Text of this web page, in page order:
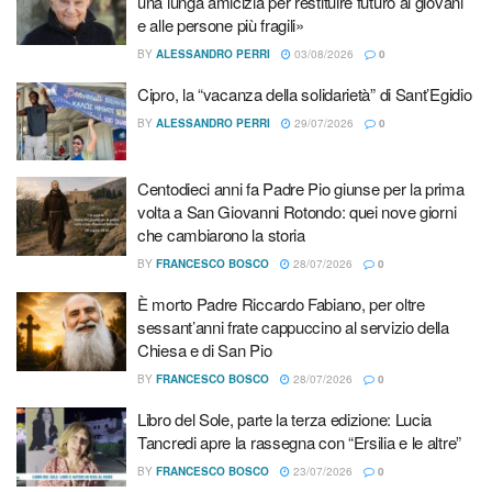
Pasqua 2002 ci siamo recati a rendere omaggio al nostro
Santo protettore per chiederli il dono di una nuova vita
nella nostra famiglia. Al ritorno abbiamo avuto il grande
dono di concepire un bambino. Quel bimbo desiderato,
non possibile dalla diagnosi degli uomini, ma possibile
presso Dio, nascerà entro il 31 dicembre 2002 e se
maschio, avremo la gioia di chiamarlo Francesco. Ancora
una volta l’intercessione di Padre Pio ha donato tanta
felicità alla nostra famiglia”
benedetta dal Signore con le sue infinite benedizioni e
grazie. Primo, Italiano e Praiat, Tailandese, si sono sposati
inizialmente in Tailandia con il rito buddista e
di avvenimenti tristi di sofferenza e malattia, la signora
Praiat, dopo aver conosciuto Padre Pio, ha voluto
approfondire il suo cammino spirituale e solo dopo una
e alle persone più fragili»
BY ALESSANDRO PERRI 03/08/2026 0
Cipro, la “vacanza della solidarietà” di Sant’Egidio
BY ALESSANDRO PERRI 29/07/2026 0
Centodieci anni fa Padre Pio giunse per la prima
volta a San Giovanni Rotondo: quei nove giorni
che cambiarono la storia
BY FRANCESCO BOSCO 28/07/2026 0
È morto Padre Riccardo Fabiano, per oltre
sessant’anni frate cappuccino al servizio della
Chiesa e di San Pio
BY FRANCESCO BOSCO 28/07/2026 0
Libro del Sole, parte la terza edizione: Lucia
Tancredi apre la rassegna con “Ersilia e le altre”
BY FRANCESCO BOSCO 23/07/2026 0